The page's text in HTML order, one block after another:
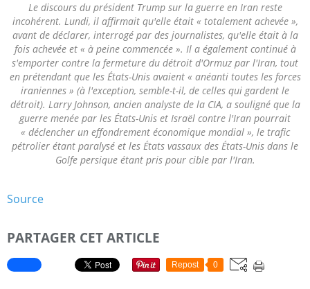
Le discours du président Trump sur la guerre en Iran reste
incohérent. Lundi, il affirmait qu'elle était « totalement achevée »,
avant de déclarer, interrogé par des journalistes, qu'elle était à la
fois achevée et « à peine commencée ». Il a également continué à
s'emporter contre la fermeture du détroit d'Ormuz par l'Iran, tout
en prétendant que les États-Unis avaient « anéanti toutes les forces
iraniennes » (à l'exception, semble-t-il, de celles qui gardent le
détroit). Larry Johnson, ancien analyste de la CIA, a souligné que la
guerre menée par les États-Unis et Israël contre l'Iran pourrait
« déclencher un effondrement économique mondial », le trafic
pétrolier étant paralysé et les États vassaux des États-Unis dans le
Golfe persique étant pris pour cible par l'Iran.
Source
PARTAGER CET ARTICLE
Repost 0